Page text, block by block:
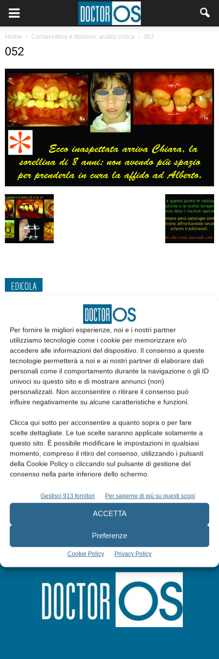
Per fornire le migliori esperienze, noi e i nostri partner
utilizziamo tecnologie come i cookie per memorizzare e/o
accedere alle informazioni del dispositivo. Il consenso a queste
tecnologie permetterà a noi e ai nostri partner di elaborare dati
personali come il comportamento durante la navigazione o gli ID
univoci su questo sito e di mostrare annunci (non)
personalizzati. Non acconsentire o ritirare il consenso può
influire negativamente su alcune caratteristiche e funzioni.
Clicca qui sotto per acconsentire a quanto sopra o per fare
scelte dettagliate. Le tue scelte saranno applicate solamente a
questo sito. È possibile modificare le impostazioni in qualsiasi
momento, compreso il ritiro del consenso, utilizzando i pulsanti
della Cookie Policy o cliccando sul pulsante di gestione del
consenso nella parte inferiore dello schermo.
Gestisci 913 fornitori Per saperne di più su questi scopi
ACCETTA
Preferenze
Cookie Policy Privacy Policy
Home Conservativa e dintorni: analisi critica 052
052
EDICOLA
Edicola web
Abbonati